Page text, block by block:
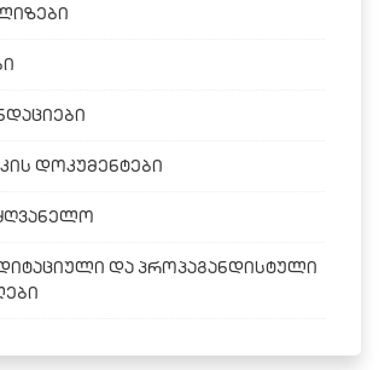
დოკუმენტები
და პროპაგანდისტული